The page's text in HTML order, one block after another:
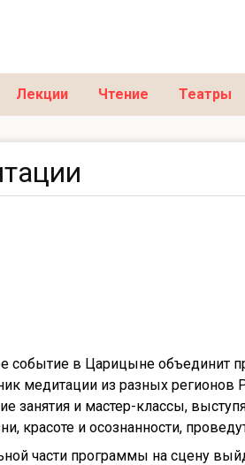
Лекции Чтение Театры
событие в Царицыне объединит
медитации из разных регионов
занятия и мастер-классы,
красоте и осознанности,
части программы на сцену